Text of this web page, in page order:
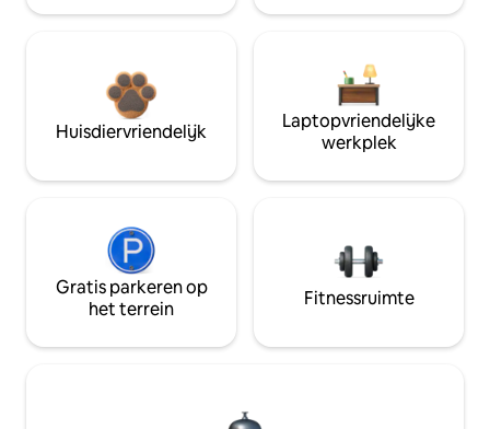
Huisdiervriendelijk
Laptopvriendelijke
werkplek
Gratis parkeren op
het terrein
Fitnessruimte